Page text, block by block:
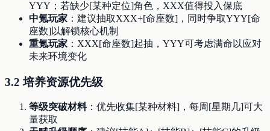
YYY；若缺少[某种定位]角色，XXX值得投入保底
中氪玩家 ：建议抽取XXX+[命座数]，同时争取YYY[命
座数]以解锁核心机制
重氪玩家 ：XXX[命座数]起抽，YYY可考虑满命以应对
未来环境变化
3.2 培养资源优先级
等级突破材料：优先收集[某种材料]，每周[星期几]可大
量获取